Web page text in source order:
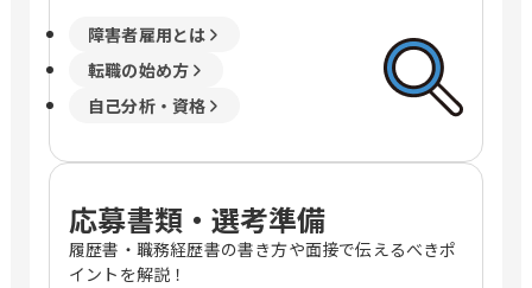
障害者雇用とは
転職の始め方
自己分析・資格
応募書類・選考準備
履歴書・職務経歴書の書き方や面接で伝えるべきポ
イントを解説！